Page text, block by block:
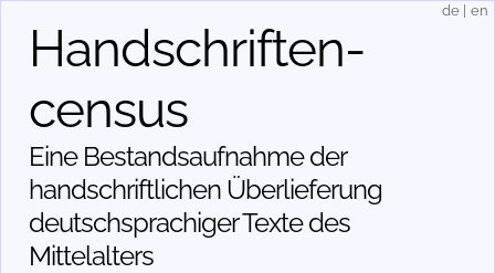
Handschriften­
census
Eine Bestandsaufnahme der
handschriftlichen Über­lieferung
deutschsprachiger Texte des
Mittelalters
de en